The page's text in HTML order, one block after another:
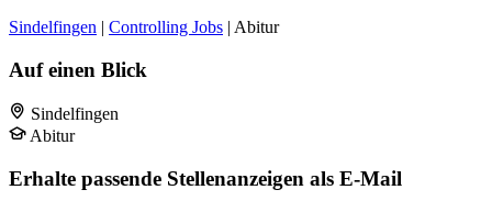
Sindelfingen | Controlling Jobs | Abitur
Auf einen Blick
Sindelfingen
Abitur
Erhalte passende Stellenanzeigen als E-Mail